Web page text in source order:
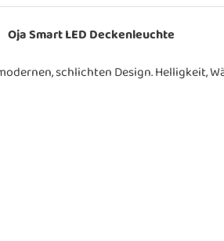
Oja Smart LED Deckenleuchte
schlichten Design. Helligkeit,